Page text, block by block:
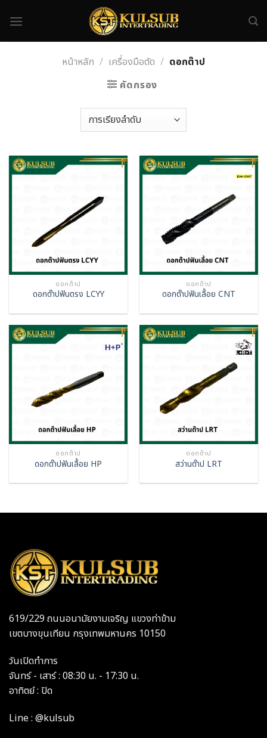
หน้าหลัก / เครื่องมือตัด / ดอกต๊าป
คัดกรอง
ดอกต๊าป
ดอกต๊าปฟันตรง LCYY
ดอกต๊าป
ดอกต๊าปฟันเลื้อย CNT
ดอกต๊าป
ดอกต๊าปฟันเลื้อย HP
ดอกต๊าป
สว่านต๊าป LRT
619/229 ถนนอนามัยงามเจริญ แขวงท่าข้าม
เขตบางขุนเทียน กรุงเทพมหานคร 10150
วันเปิดทำการ
จันทร์ - เสาร์ : 08:30 น. - 17:30 น.
อาทิตย์ : ปิด
Line : @kulsub